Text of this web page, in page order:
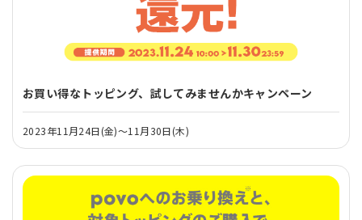
お買い得なトッピング、試してみませんかキャンペーン
2023年11月24日(金)～11月30日(木)